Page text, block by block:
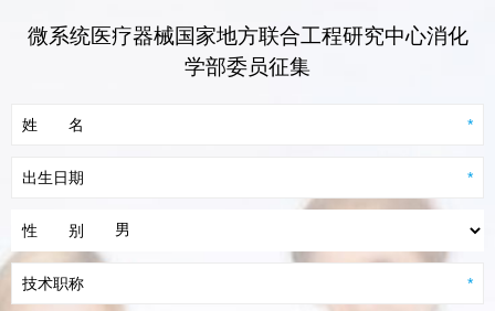
微系统医疗器械国家地方联合工程研究中心消化
学部委员征集
姓 名 *
出生日期 *
性 别
技术职称 *